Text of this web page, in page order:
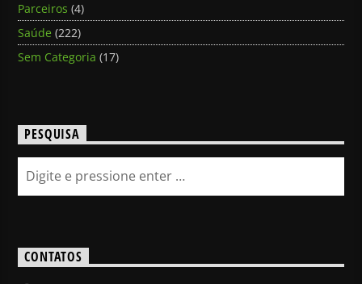
Parceiros (4)
Saúde (222)
Sem Categoria (17)
PESQUISA
CONTATOS